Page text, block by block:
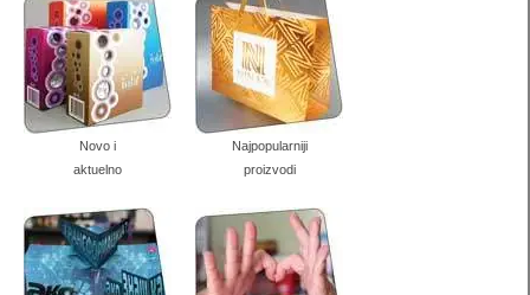
deklaracije
Omoti
Kutije za torte
Papir za pakovanje, stikeri…
Klasične kartonske kutije
Promo proizvodi
Novo i
aktuelno
Najpopularniji
proizvodi